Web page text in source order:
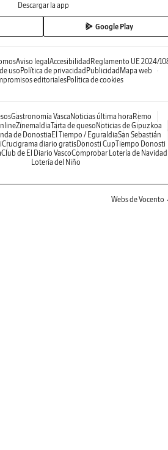
Descargar la app
Google Play
Aviso legal Accesibilidad Reglamento UE 2024/
usoPolítica de privacidad Publicidad Mapa web
editorialesPolítica de cookies
Gastronomía Vasca Noticias última hora Remo
ZinemaldiaTarta de queso Noticias de Gipuzkoa
de Donostia El Tiempo / EguraldiaSan Sebastián
Crucigrama diario gratisDonosti CupTiempo Donosti
Club de El Diario VascoComprobar Lotería de Navidad
Lotería del Niño
Webs de Vocento